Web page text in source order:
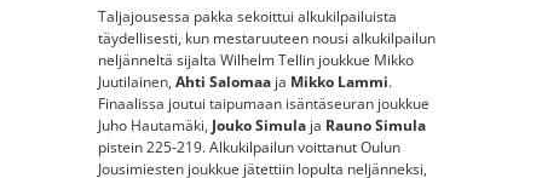
Taljajousessa pakka sekoittui alkukilpailuista
täydellisesti, kun mestaruuteen nousi alkukilpailun
neljänneltä sijalta Wilhelm Tellin joukkue Mikko
Juutilainen, Ahti Salomaa ja Mikko Lammi.
Finaalissa joutui taipumaan isäntäseuran joukkue
Juho Hautamäki, Jouko Simula ja Rauno Simula
pistein 225-219. Alkukilpailun voittanut Oulun
Jousimiesten joukkue jätettiin lopulta neljänneksi,